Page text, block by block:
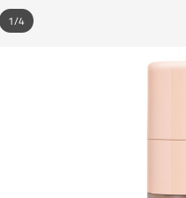
1/4